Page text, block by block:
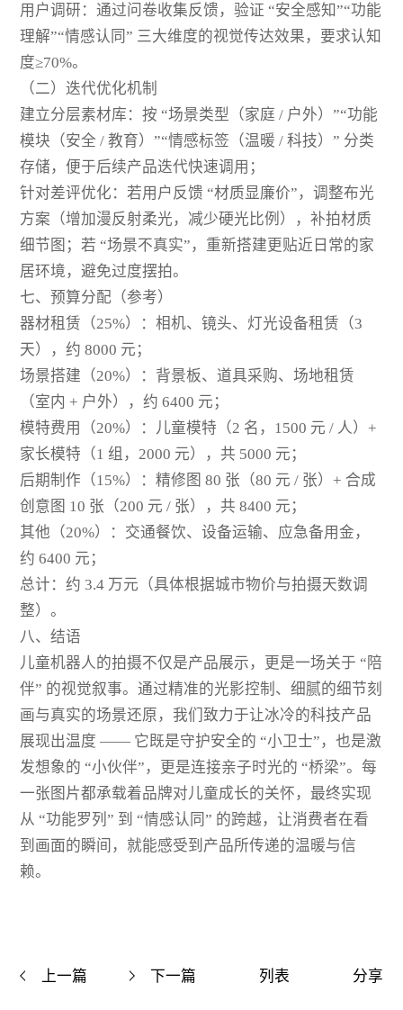
用户调研：通过问卷收集反馈，验证 “安全感知”“功能
理解”“情感认同” 三大维度的视觉传达效果，要求认知
度≥70%。
（二）迭代优化机制
建立分层素材库：按 “场景类型（家庭 / 户外）”“功能
模块（安全 / 教育）”“情感标签（温暖 / 科技）” 分类
存储，便于后续产品迭代快速调用；
针对差评优化：若用户反馈 “材质显廉价”，调整布光
方案（增加漫反射柔光，减少硬光比例），补拍材质
细节图；若 “场景不真实”，重新搭建更贴近日常的家
居环境，避免过度摆拍。
七、预算分配（参考）
器材租赁（25%）：相机、镜头、灯光设备租赁（3
天），约 8000 元；
场景搭建（20%）：背景板、道具采购、场地租赁
（室内 + 户外），约 6400 元；
模特费用（20%）：儿童模特（2 名，1500 元 / 人）+
家长模特（1 组，2000 元），共 5000 元；
后期制作（15%）：精修图 80 张（80 元 / 张）+ 合成
创意图 10 张（200 元 / 张），共 8400 元；
其他（20%）：交通餐饮、设备运输、应急备用金，
约 6400 元；
总计：约 3.4 万元（具体根据城市物价与拍摄天数调
整）。
八、结语
儿童机器人的拍摄不仅是产品展示，更是一场关于 “陪
伴” 的视觉叙事。通过精准的光影控制、细腻的细节刻
画与真实的场景还原，我们致力于让冰冷的科技产品
展现出温度 —— 它既是守护安全的 “小卫士”，也是激
发想象的 “小伙伴”，更是连接亲子时光的 “桥梁”。每
一张图片都承载着品牌对儿童成长的关怀，最终实现
从 “功能罗列” 到 “情感认同” 的跨越，让消费者在看
到画面的瞬间，就能感受到产品所传递的温暖与信
赖。
上一篇 下一篇 列表 分享